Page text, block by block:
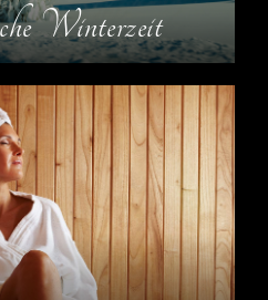
Winterzeit